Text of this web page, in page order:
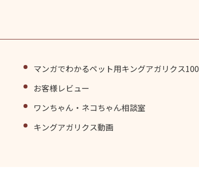
マンガでわかるペット用キングアガリクス100
お客様レビュー
ワンちゃん・ネコちゃん相談室
キングアガリクス動画